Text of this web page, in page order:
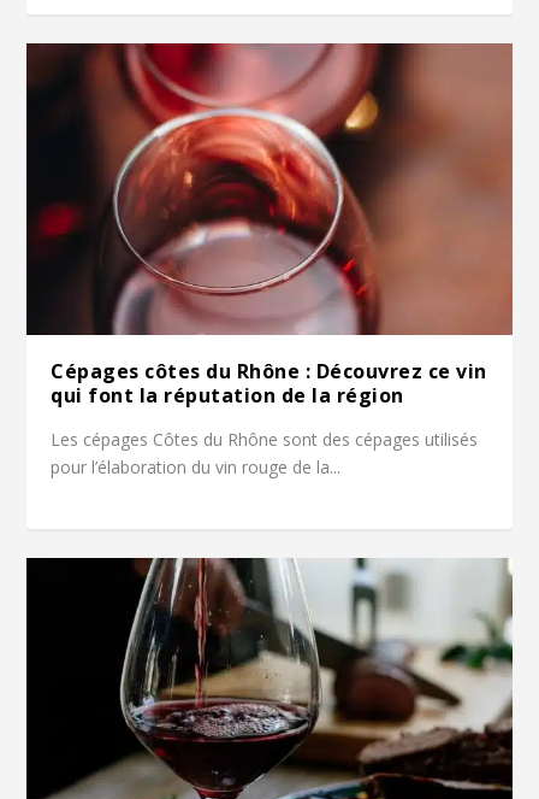
Cépages côtes du Rhône : Découvrez ce vin
qui font la réputation de la région
Les cépages Côtes du Rhône sont des cépages utilisés
pour l’élaboration du vin rouge de la...